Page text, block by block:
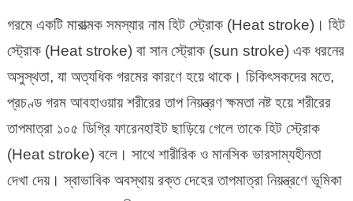
গরমে একটি মারাত্মক সমস্যার নাম হিট স্ট্রোক (Heat stroke)। হিট
স্ট্রোক (Heat stroke) বা সান স্ট্রোক (sun stroke) এক ধরনের
অসুস্থতা, যা অত্যধিক গরমের কারণে হয়ে থাকে। চিকিৎসকদের মতে,
প্রচণ্ড গরম আবহাওয়ায় শরীরের তাপ নিয়ন্ত্রণ ক্ষমতা নষ্ট হয়ে শরীরের
তাপমাত্রা ১০৫ ডিগ্রি ফারেনহাইট ছাড়িয়ে গেলে তাকে হিট স্ট্রোক
(Heat stroke) বলে। সাথে শারীরিক ও মানসিক ভারসাম্যহীনতা
দেখা দেয়। স্বাভাবিক অবস্থায় রক্ত দেহের তাপমাত্রা নিয়ন্ত্রণে ভূমিকা